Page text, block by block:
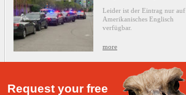
Leider ist der Eintrag nur auf
Amerikanisches Englisch
verfügbar.
more
Request your free